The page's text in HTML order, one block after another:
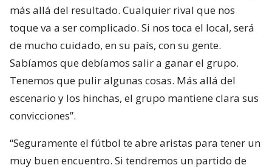
más allá del resultado. Cualquier rival que nos
toque va a ser complicado. Si nos toca el local, será
de mucho cuidado, en su país, con su gente.
Sabíamos que debíamos salir a ganar el grupo.
Tenemos que pulir algunas cosas. Más allá del
escenario y los hinchas, el grupo mantiene clara sus
convicciones”.
“Seguramente el fútbol te abre aristas para tener un
muy buen encuentro. Si tendremos un partido de